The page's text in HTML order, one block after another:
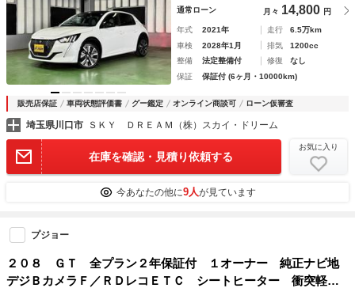
通常ローン 月々 14,800 円
年式 2021年 走行
6.5万km
車検
2028年1月 排気
1200cc
整備
法定整備付 修復
なし
保証
保証付 (6ヶ月・10000km)
販売店保証 車両状態評価書 グー鑑定 オンライン商談可 ローン仮審査
埼玉県川口市 ＳＫＹ ＤＲＥＡＭ（株）スカイ・ドリーム
在庫を確認・見積り依頼する
お気に入り
今あなたの他に9人が見ています
プジョー
２０８ ＧＴ 全プラン２年保証付 １オーナー 純正ナビ地
デジＢカメラＦ／ＲＤレコＥＴＣ シートヒーター 衝突軽